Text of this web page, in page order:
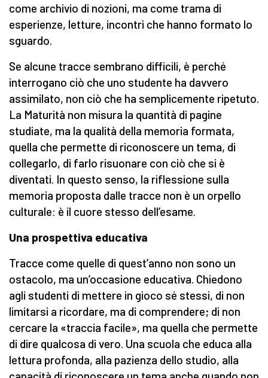
come archivio di nozioni, ma come trama di
esperienze, letture, incontri che hanno formato lo
sguardo.
Se alcune tracce sembrano difficili, è perché
interrogano ciò che uno studente ha davvero
assimilato, non ciò che ha semplicemente ripetuto.
La Maturità non misura la quantità di pagine
studiate, ma la qualità della memoria formata,
quella che permette di riconoscere un tema, di
collegarlo, di farlo risuonare con ciò che si è
diventati. In questo senso, la riflessione sulla
memoria proposta dalle tracce non è un orpello
culturale: è il cuore stesso dell’esame.
Una prospettiva educativa
Tracce come quelle di quest’anno non sono un
ostacolo, ma un’occasione educativa. Chiedono
agli studenti di mettere in gioco sé stessi, di non
limitarsi a ricordare, ma di comprendere; di non
cercare la «traccia facile», ma quella che permette
di dire qualcosa di vero. Una scuola che educa alla
lettura profonda, alla pazienza dello studio, alla